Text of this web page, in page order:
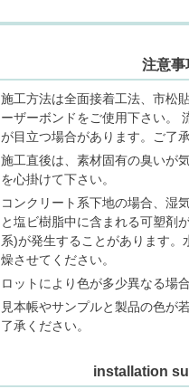
注意事
施工方法は全面接着工法、市松
ーザーボンドをご使用下さい。
が目立つ場合があります。ご了
施工直後は、素材固有の臭いが
を心掛けて下さい。
コンクリート系下地の場合、湿
と塩ビ樹脂中に含まれる可塑剤
系)が発生することがあります
燥させてください。
ロットにより色が多少異なる場
見本帳やサンプルと製品の色が
了承ください。
installation